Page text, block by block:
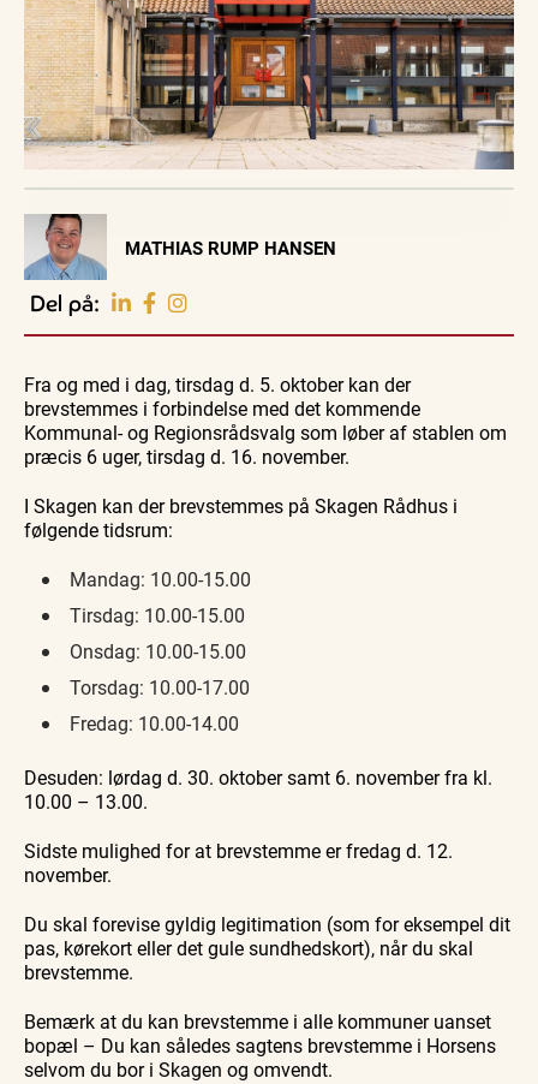
Visit Vendsyssel
EVENTKALENDER
Oplev events i
Vendsyssel
natur og lokale events.
Se events
Guidede ture
Salmon
Postbåden
MATHIAS RUMP HANSEN
Del på:
Fra og med i dag, tirsdag d. 5. oktober kan der
brevstemmes i forbindelse med det kommende
Kommunal- og Regionsrådsvalg som løber af stablen om
præcis 6 uger, tirsdag d. 16. november.
I Skagen kan der brevstemmes på Skagen Rådhus i
følgende tidsrum:
Mandag: 10.00-15.00
Tirsdag: 10.00-15.00
Onsdag: 10.00-15.00
Torsdag: 10.00-17.00
Fredag: 10.00-14.00
Desuden: lørdag d. 30. oktober samt 6. november fra kl.
10.00 – 13.00.
Sidste mulighed for at brevstemme er fredag d. 12.
november.
Du skal forevise gyldig legitimation (som for eksempel dit
pas, kørekort eller det gule sundhedskort), når du skal
brevstemme.
Bemærk at du kan brevstemme i alle kommuner uanset
bopæl – Du kan således sagtens brevstemme i Horsens
selvom du bor i Skagen og omvendt.